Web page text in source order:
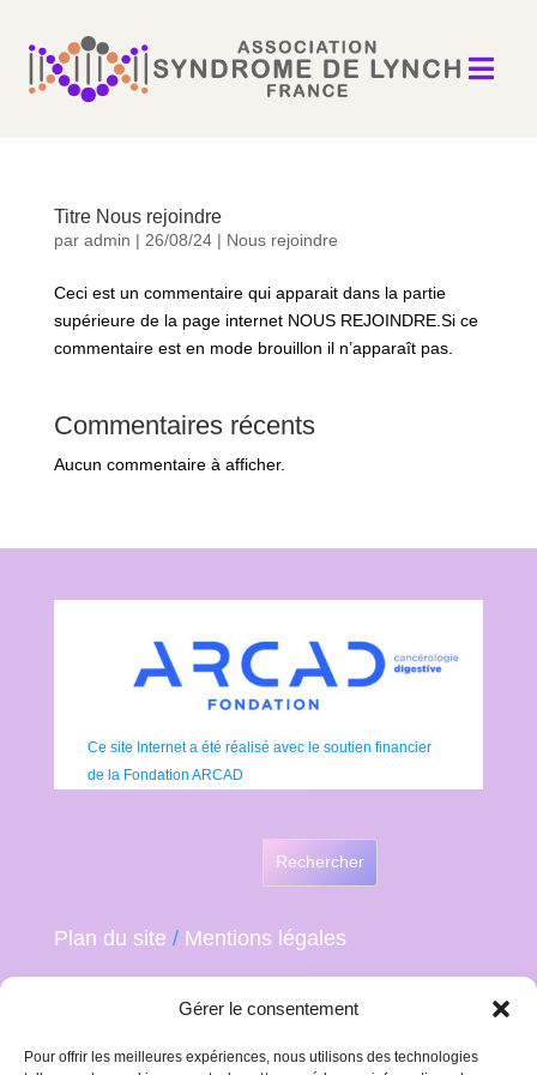
Gérer le consentement
Pour offrir les meilleures expériences, nous utilisons des technologies

Titre Nous rejoindre
par admin | 26/08/24| Nous rejoindre
Ceci est un commentaire qui apparait dans la partie
supérieure de la page internet NOUS REJOINDRE.Si ce
commentaire est en mode brouillon il n’apparaît pas.
Commentaires récents
Aucun commentaire à afficher.
Ce site Internet a été réalisé avec le soutien financier
de la Fondation ARCAD
Rechercher
Plan du site / Mentions légales